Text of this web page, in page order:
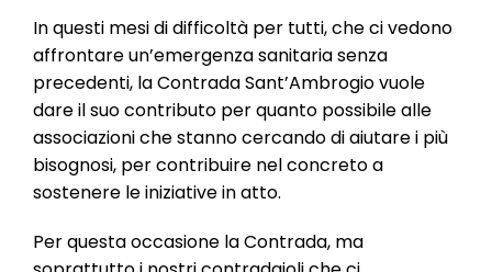
In questi mesi di difficoltà per tutti, che ci vedono
affrontare un’emergenza sanitaria senza
precedenti, la Contrada Sant’Ambrogio vuole
dare il suo contributo per quanto possibile alle
associazioni che stanno cercando di aiutare i più
bisognosi, per contribuire nel concreto a
sostenere le iniziative in atto.
Per questa occasione la Contrada, ma